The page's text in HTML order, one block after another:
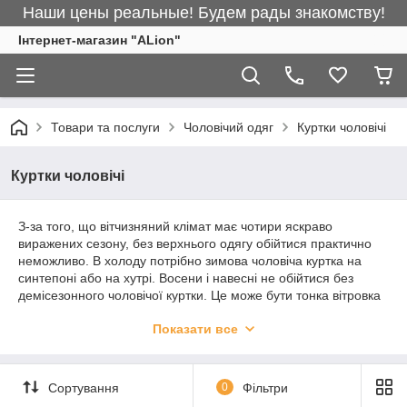
Наши цены реальные! Будем рады знакомству!
Інтернет-магазин "ALіon"
Товари та послуги Чоловічий одяг Куртки чоловічі
Куртки чоловічі
З-за того, що вітчизняний клімат має чотири яскраво
виражених сезону, без верхнього одягу обійтися практично
неможливо. В холоду потрібно зимова чоловіча куртка на
синтепоні або на хутрі. Восени і навесні не обійтися без
демісезонного чоловічої куртки. Це може бути тонка вітровка
чоловічі куртки відносяться до категорії must have.
Показати все
Сортування 0 Фільтри